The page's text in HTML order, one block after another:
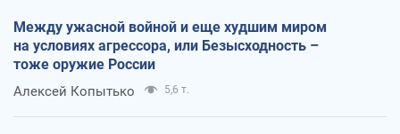
Между ужасной войной и еще худшим миром
на условиях агрессора, или Безысходность –
тоже оружие России
Алексей Копытько 5,6 т.